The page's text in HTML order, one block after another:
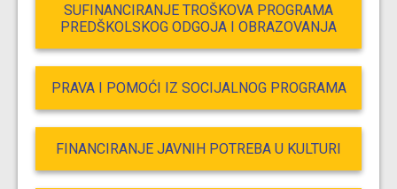
SUFINANCIRANJE TROŠKOVA PROGRAMA
PREDŠKOLSKOG ODGOJA I OBRAZOVANJA
PRAVA I POMOĆI IZ SOCIJALNOG PROGRAMA
FINANCIRANJE JAVNIH POTREBA U KULTURI